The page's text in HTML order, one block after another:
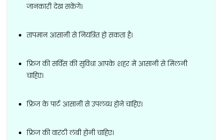
जानकारी देख सकेंगे।
तापमान आसानी से नियंत्रित हो सकता है।
फ्रिज की सर्विस की सुविधा आपके शहर में आसानी से मिलनी
चाहिए।
फ्रिज के पार्ट आसानी से उपलब्ध होने चाहिए।
फ्रिज की वारंटी लंबी होनी चाहिए।